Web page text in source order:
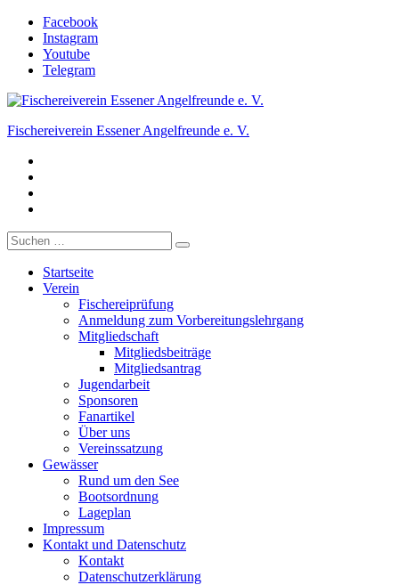
Zum
Inhalt
springen
Facebook
Instagram
Youtube
Telegram
Fischereiverein Essener Angelfreunde e. V.
Der Angelverein in Essen.
Suche
nach:
Startseite
Verein
Fischereiprüfung
Anmeldung zum Vorbereitungslehrgang
Mitgliedschaft
Mitgliedsbeiträge
Mitgliedsantrag
Jugendarbeit
Sponsoren
Fanartikel
Über uns
Vereinssatzung
Gewässer
Rund um den See
Bootsordnung
Lageplan
Impressum
Kontakt und Datenschutz
Kontakt
Datenschutzerklärung